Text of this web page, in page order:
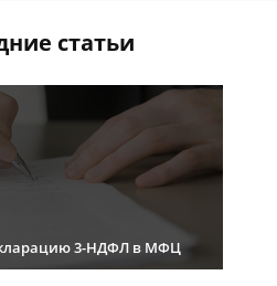
статьи
3-НДФЛ в МФЦ